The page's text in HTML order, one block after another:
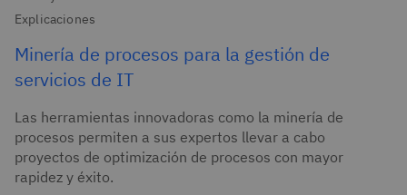
Explicaciones
Minería de procesos para la gestión de
servicios de IT
Las herramientas innovadoras como la minería de
procesos permiten a sus expertos llevar a cabo
proyectos de optimización de procesos con mayor
rapidez y éxito.